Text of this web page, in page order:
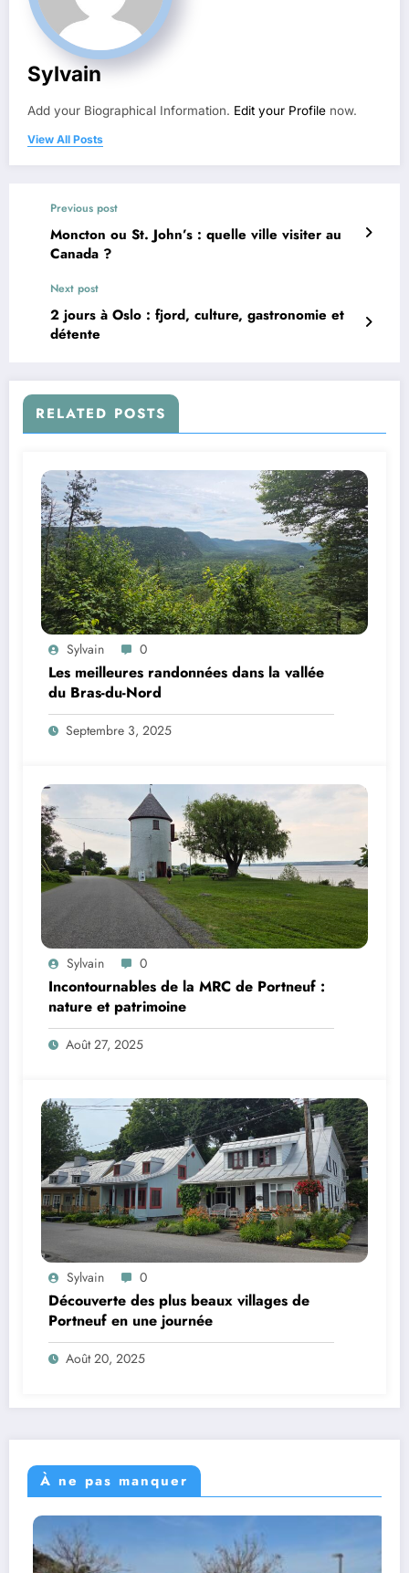
Sylvain
Add your Biographical Information. Edit your Profile now.
View All Posts
Previous post
Moncton ou St. John’s : quelle ville visiter au
Canada ?
Next post
2 jours à Oslo : fjord, culture, gastronomie et
détente
RELATED POSTS
Sylvain 0
Les meilleures randonnées dans la vallée
du Bras-du-Nord
Septembre 3, 2025
Sylvain 0
Incontournables de la MRC de Portneuf :
nature et patrimoine
Août 27, 2025
Sylvain 0
Découverte des plus beaux villages de
Portneuf en une journée
Août 20, 2025
À ne pas manquer